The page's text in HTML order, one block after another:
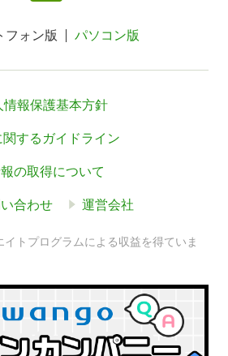
フォン版 パソコン版
情報保護基本方針
するガイドライン
の取得について
合わせ 運営会社
トプログラムによる収益を得ていま